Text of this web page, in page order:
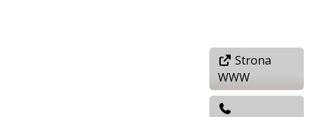
Strona
WWW